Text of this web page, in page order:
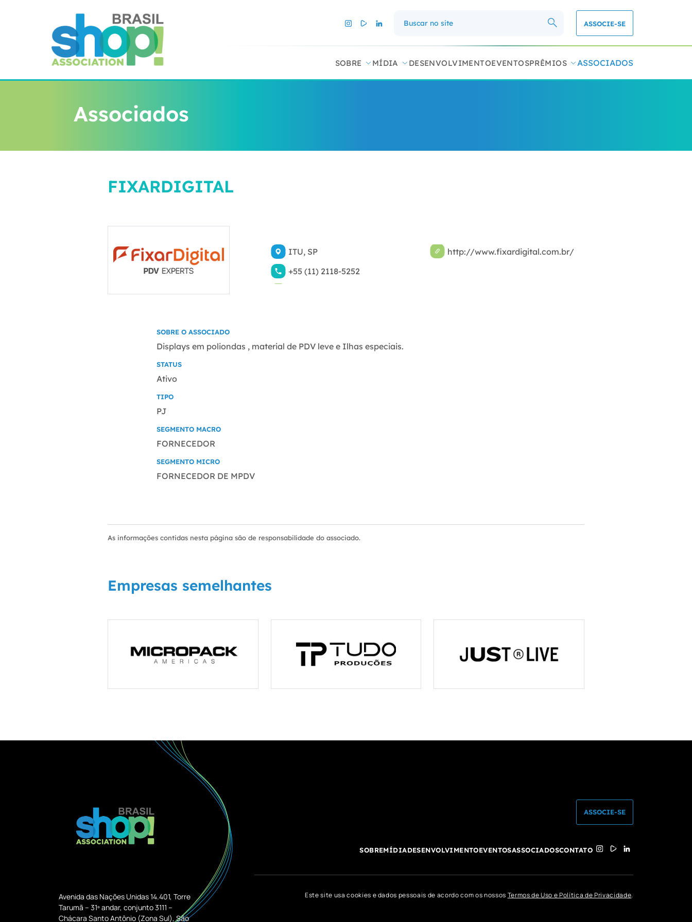
ASSOCIE-SE
SOBRE MÍDIA DESENVOLVIMENTOEVENTOSPRÊMIOS ASSOCIADOS
Associados
FIXARDIGITAL
ITU, SP
+55 (11) 2118-5252
http://www.fixardigital.com.br/
SOBRE O ASSOCIADO
Displays em poliondas , material de PDV leve e Ilhas especiais.
STATUS
Ativo
TIPO
PJ
SEGMENTO MACRO
FORNECEDOR
SEGMENTO MICRO
FORNECEDOR DE MPDV
As informações contidas nesta página são de responsabilidade do associado.
Empresas semelhantes
Avenida das Nações Unidas 14.401, Torre
Tarumã – 31º andar, conjunto 3111 –
Chácara Santo Antônio (Zona Sul), São
ASSOCIE-SE
SOBREMÍDIADESENVOLVIMENTOEVENTOSASSOCIADOSCONTATO
Este site usa cookies e dados pessoais de acordo com os nossos Termos de Uso e Política de Privacidade.